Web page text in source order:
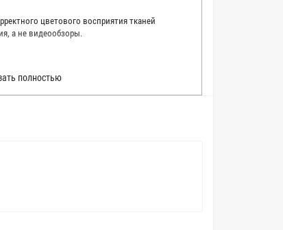
цветового восприятия тканей
а не видеообзоры.
цвет каждой ткани из нашего каталога.
ткань в естественном свете, стараемся
и описания. Но несмотря на наши
полностью